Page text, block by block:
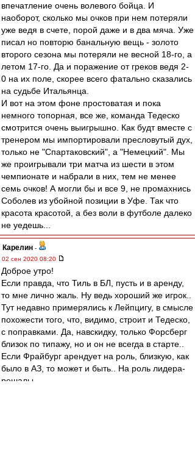
впечатление очень волевого бойца. И
наоборот, сколько мы очков при нем потеряли
уже ведя в счете, порой даже и в два мяча. Уже
писал но повторю банальную вещь - золото
второго сезона мы потеряли не весной 18-го, а
летом 17-го. Да и поражение от греков ведя 2-
0 на их поле, скорее всего фатально сказались
на судьбе Итальянца.
И вот на этом фоне простоватая и пока
немного топорная, все же, команда Тедеско
смотрится очень выигрышно. Как будт вместе с
тренером мы импортировали пресловутый дух,
только не "Спартаковский", а "Немецкий". Мы
же проигрывали три матча из шести в этом
чемпионате и набрали в них, тем не менее
семь очков! А могли бы и все 9, не промахнись
Соболев из убойной позиции в Уфе. Так что
красота красотой, а без воли в футболе далеко
не уедешь...
Карелин -
02 сен 2020 08:20
Доброе утро!
Если правда, что Тиль в БЛ, пусть и в аренду,
то мне лично жаль. Ну ведь хороший же игрок..
Тут недавно примерялись к Лейпцигу, в смысле
похожести того, что, видимо, строит и Тедеско,
с поправками. Да, навскидку, только Форсберг
близок по типажу, но и он не всегда в старте..
Если Фрайбург арендует на роль, близкую, как
было в АЗ, то может и быть.. На роль лидера-
решалы.